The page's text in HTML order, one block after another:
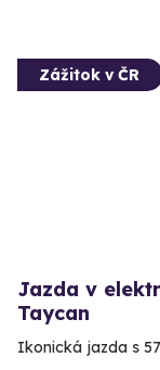
Zážitok v ČR
Jazda v
Taycan
Ikonická jazda s